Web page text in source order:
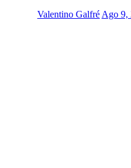
Valentino Galfré Ago 9,